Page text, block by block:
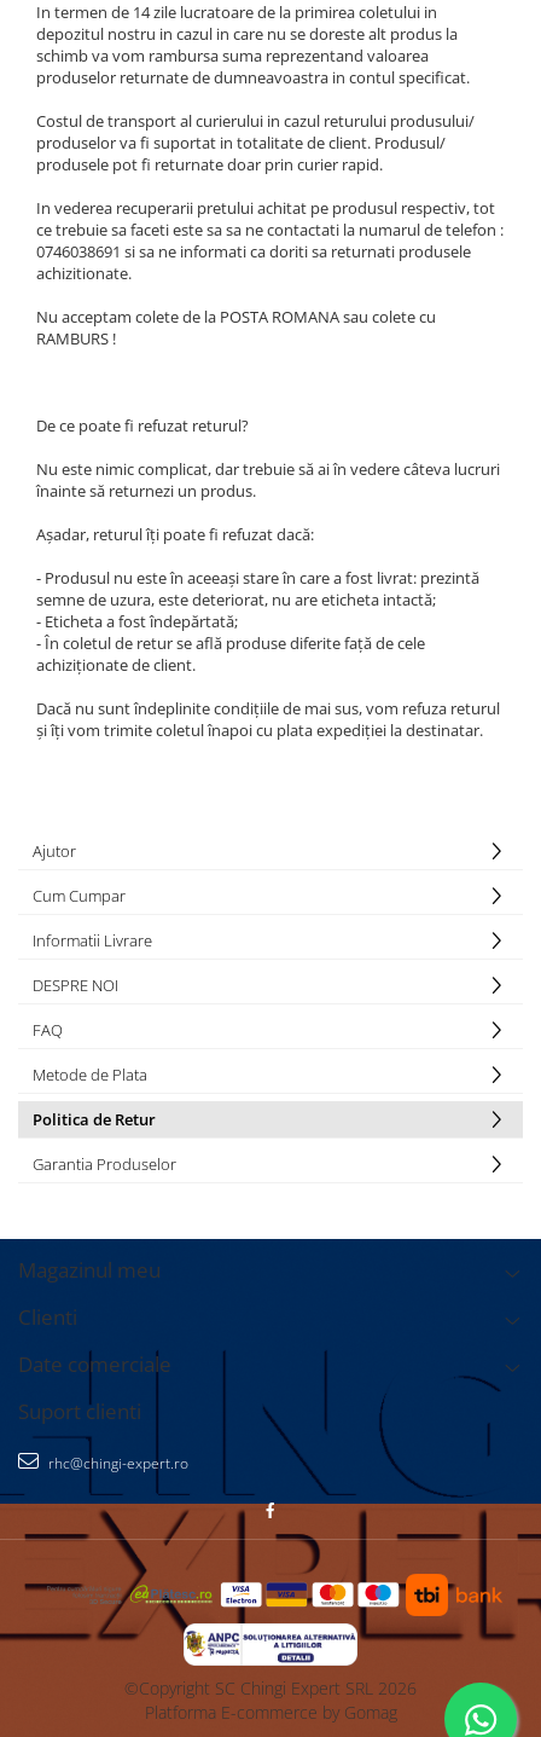
In termen de 14 zile lucratoare de la primirea coletului in
depozitul nostru in cazul in care nu se doreste alt produs la
schimb va vom rambursa suma reprezentand valoarea
produselor returnate de dumneavoastra in contul specificat.
Costul de transport al curierului in cazul returului produsului/
produselor va fi suportat in totalitate de client. Produsul/
produsele pot fi returnate doar prin curier rapid.
In vederea recuperarii pretului achitat pe produsul respectiv, tot
ce trebuie sa faceti este sa sa ne contactati la numarul de telefon :
0746038691 si sa ne informati ca doriti sa returnati produsele
achizitionate.
Nu acceptam colete de la POSTA ROMANA sau colete cu
RAMBURS !
De ce poate fi refuzat returul?
Nu este nimic complicat, dar trebuie să ai în vedere câteva lucruri
înainte să returnezi un produs.
Așadar, returul îți poate fi refuzat dacă:
- Produsul nu este în aceeași stare în care a fost livrat: prezintă
semne de uzura, este deteriorat, nu are eticheta intactă;
- Eticheta a fost îndepărtată;
- În coletul de retur se află produse diferite față de cele
achiziționate de client.
Dacă nu sunt îndeplinite condițiile de mai sus, vom refuza returul
și îți vom trimite coletul înapoi cu plata expediției la destinatar.
Ajutor
Cum Cumpar
Informatii Livrare
DESPRE NOI
FAQ
Metode de Plata
Politica de Retur
Garantia Produselor
Magazinul meu
Clienti
Date comerciale
Suport clienti
rhc@chingi-expert.ro
©Copyright SC Chingi Expert SRL 2026
Platforma E-commerce by Gomag